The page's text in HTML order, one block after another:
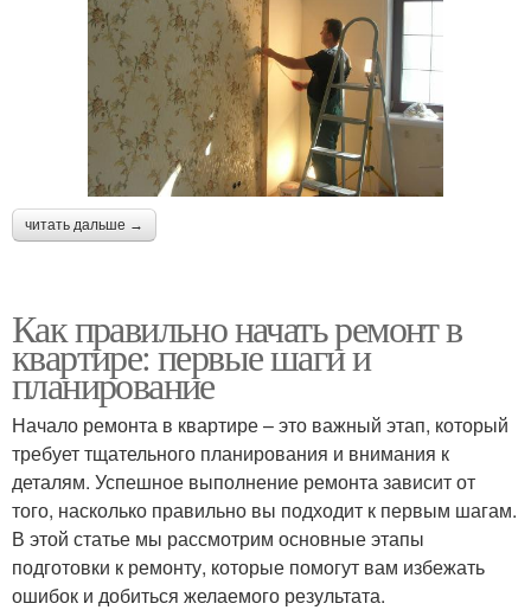
читать дальше →
Как правильно начать ремонт в
квартире: первые шаги и
планирование
Начало ремонта в квартире – это важный этап, который
требует тщательного планирования и внимания к
деталям. Успешное выполнение ремонта зависит от
того, насколько правильно вы подходит к первым шагам.
В этой статье мы рассмотрим основные этапы
подготовки к ремонту, которые помогут вам избежать
ошибок и добиться желаемого результата.